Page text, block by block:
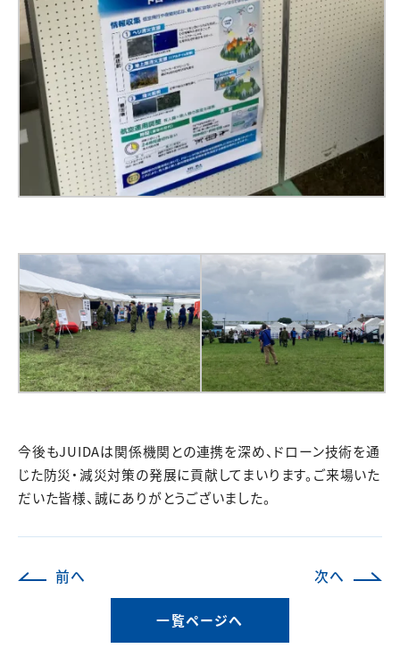
今後もJUIDAは関係機関との連携を深め、ドローン技術を通
じた防災・減災対策の発展に貢献してまいります。ご来場いた
だいた皆様、誠にありがとうございました。
前へ 次へ
一覧ページへ